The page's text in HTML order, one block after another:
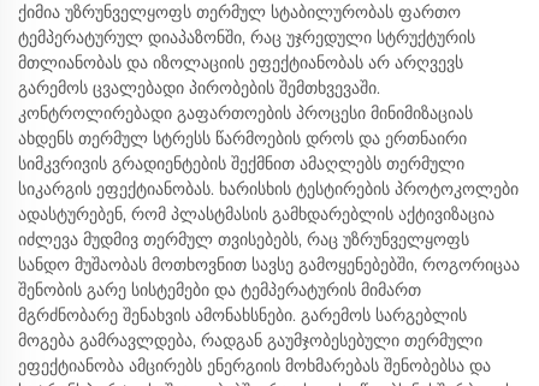
ქიმია უზრუნველყოფს თერმულ სტაბილურობას ფართო
ტემპერატურულ დიაპაზონში, რაც უჯრედული სტრუქტურის
მთლიანობას და იზოლაციის ეფექტიანობას არ არღვევს
გარემოს ცვალებადი პირობების შემთხვევაში.
კონტროლირებადი გაფართოების პროცესი მინიმიზაციას
ახდენს თერმულ სტრესს წარმოების დროს და ერთნაირი
სიმკვრივის გრადიენტების შექმნით ამაღლებს თერმული
სიკარგის ეფექტიანობას. ხარისხის ტესტირების პროტოკოლები
ადასტურებენ, რომ პლასტმასის გამხდარებლის აქტივიზაცია
იძლევა მუდმივ თერმულ თვისებებს, რაც უზრუნველყოფს
სანდო მუშაობას მოთხოვნით სავსე გამოყენებებში, როგორიცაა
შენობის გარე სისტემები და ტემპერატურის მიმართ
მგრძნობარე შენახვის ამონახსნები. გარემოს სარგებლის
მოგება გამრავლდება, რადგან გაუმჯობესებული თერმული
ეფექტიანობა ამცირებს ენერგიის მოხმარებას შენობებსა და